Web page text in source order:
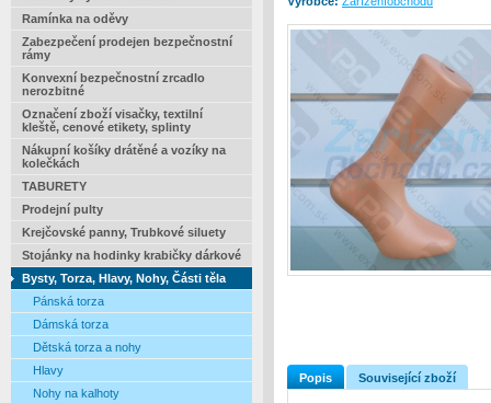
Ramínka na oděvy
Zabezpečení prodejen bezpečnostní
rámy
Konvexní bezpečnostní zrcadlo
nerozbitné
Označení zboží visačky, textilní
kleště, cenové etikety, splinty
Nákupní košíky drátěné a vozíky na
kolečkách
TABURETY
Prodejní pulty
Krejčovské panny, Trubkové siluety
Stojánky na hodinky krabičky dárkové
Bysty, Torza, Hlavy, Nohy, Části těla
Pánská torza
Dámská torza
Dětská torza a nohy
Hlavy
Nohy na kalhoty
Popis Související zboží